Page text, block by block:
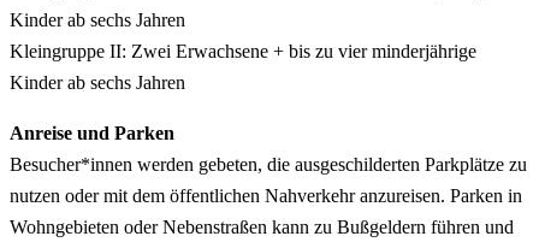
Kinder ab sechs Jahren
Kleingruppe II: Zwei Erwachsene + bis zu vier minderjährige
Kinder ab sechs Jahren
Anreise und Parken
Besucher*innen werden gebeten, die ausgeschilderten Parkplätze zu
nutzen oder mit dem öffentlichen Nahverkehr anzureisen. Parken in
Wohngebieten oder Nebenstraßen kann zu Bußgeldern führen und